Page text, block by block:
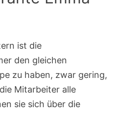
ist die
den gleichen
zu haben, zwar gering,
Mitarbeiter alle
sie sich über die